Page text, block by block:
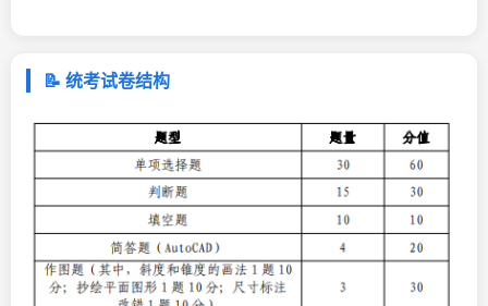
📝 统考试卷结构